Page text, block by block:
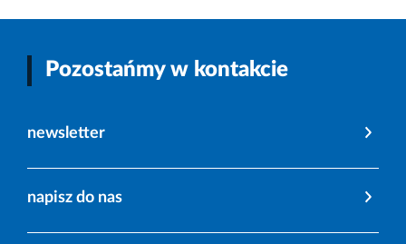
Pozostańmy w kontakcie
newsletter
napisz do nas